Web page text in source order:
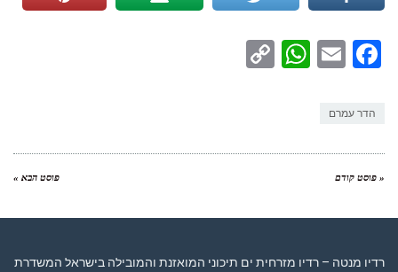
Facebook
Email
WhatsApp
הדר עמרם
« פוסט קודם פוסט הבא »
רדיו מנטה – רדיו מזרחית ים תיכוני המואזנת והמובילה בישראל המשדרת